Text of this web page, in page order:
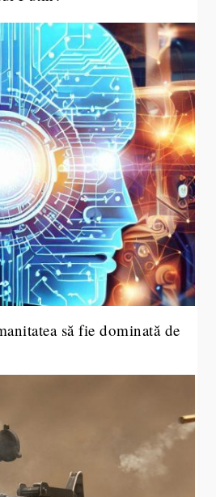
să fie dominată de